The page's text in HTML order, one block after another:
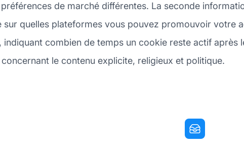
de marché différentes. La seconde
quelles plateformes vous pouvez promouvoir votre
combien de temps un cookie reste actif après
le contenu explicite, religieux et politique.